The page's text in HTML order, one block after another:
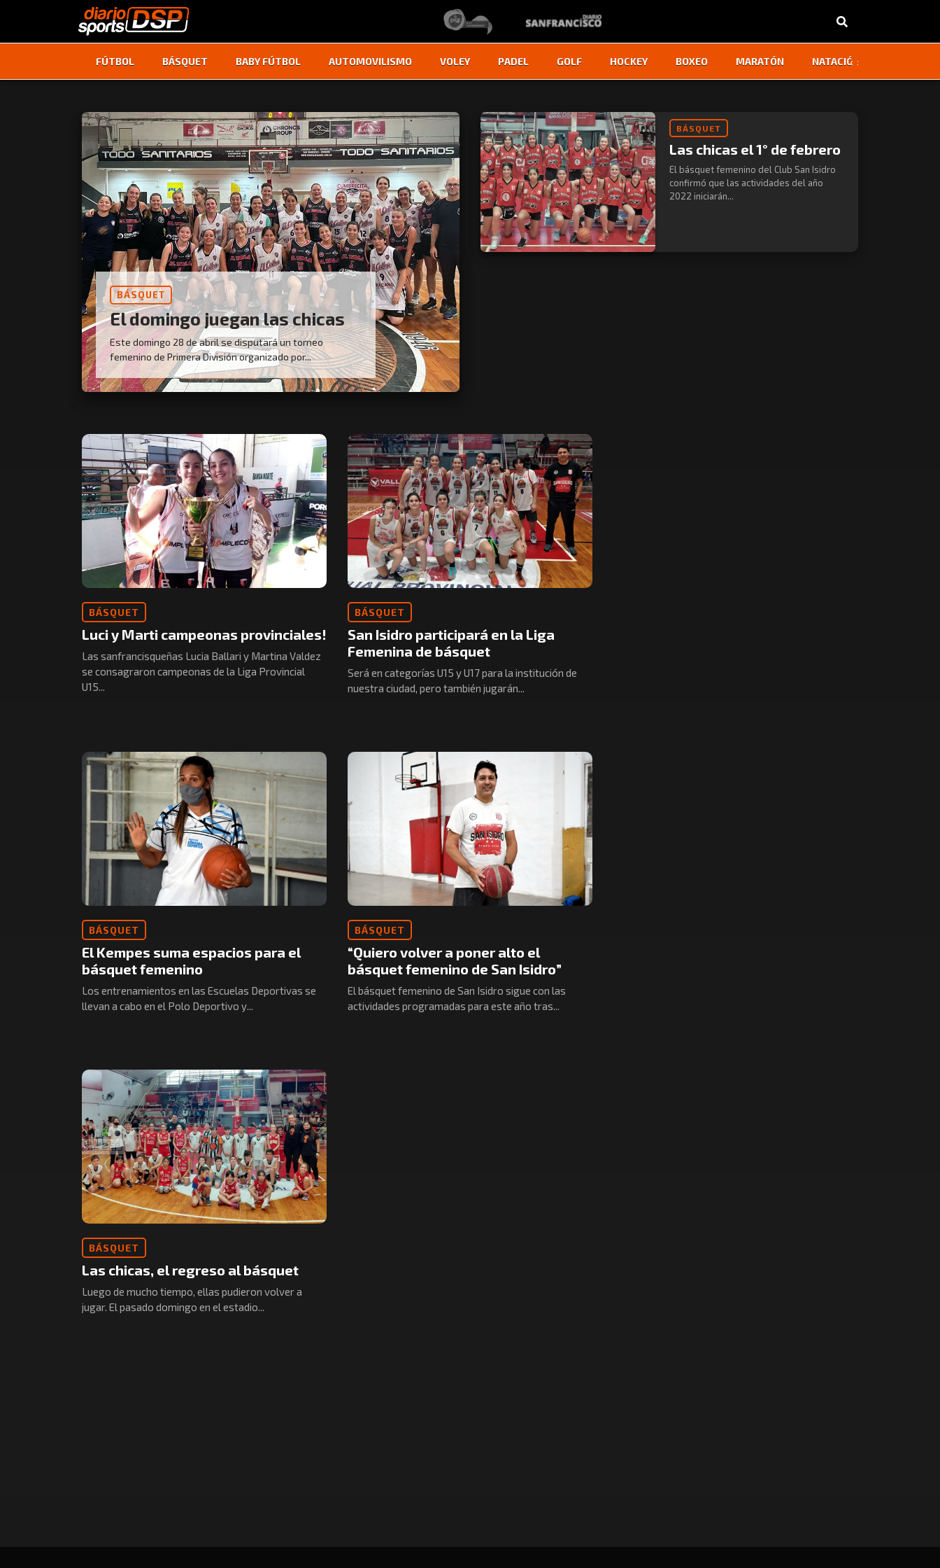
FÚTBOL BÁSQUET BABY FÚTBOL AUTOMOVILISMO VOLEY PADEL GOLF HOCKEY BOXEO MARATÓN NATACIÓN
‹ ›
BÁSQUET
El domingo juegan las chicas
Este domingo 28 de abril se disputará un torneo
femenino de Primera División organizado por...
BÁSQUET
Las chicas el 1° de febrero
El básquet femenino del Club San Isidro
confirmó que las actividades del año
2022 iniciarán...
BÁSQUET
Luci y Marti campeonas provinciales!
Las sanfrancisqueñas Lucia Ballari y Martina Valdez
se consagraron campeonas de la Liga Provincial
U15...
BÁSQUET
San Isidro participará en la Liga
Femenina de básquet
Será en categorías U15 y U17 para la institución de
nuestra ciudad, pero también jugarán...
BÁSQUET
El Kempes suma espacios para el
básquet femenino
Los entrenamientos en las Escuelas Deportivas se
llevan a cabo en el Polo Deportivo y...
BÁSQUET
“Quiero volver a poner alto el
básquet femenino de San Isidro”
El básquet femenino de San Isidro sigue con las
actividades programadas para este año tras...
BÁSQUET
Las chicas, el regreso al básquet
Luego de mucho tiempo, ellas pudieron volver a
jugar. El pasado domingo en el estadio...